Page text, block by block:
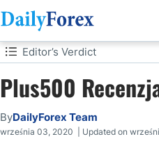
Editor’s Verdict
Editor’s Verdict
Overview
Plus500
ByDailyForex Team
września 03, 2020 | Updated on